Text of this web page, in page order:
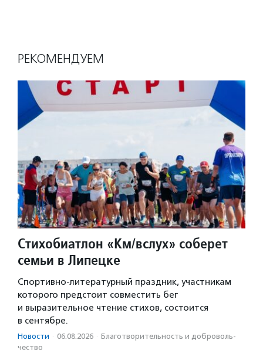
РЕКОМЕНДУЕМ
Стихобиатлон «Км/вслух» соберет
семьи в Липецке
Спортивно-литературный праздник, участникам
которого предстоит совместить бег
и выразительное чтение стихов, состоится
в сентябре.
Новости · 06.08.2026 · Благотвори­тель­ность и доброволь­
чест­во